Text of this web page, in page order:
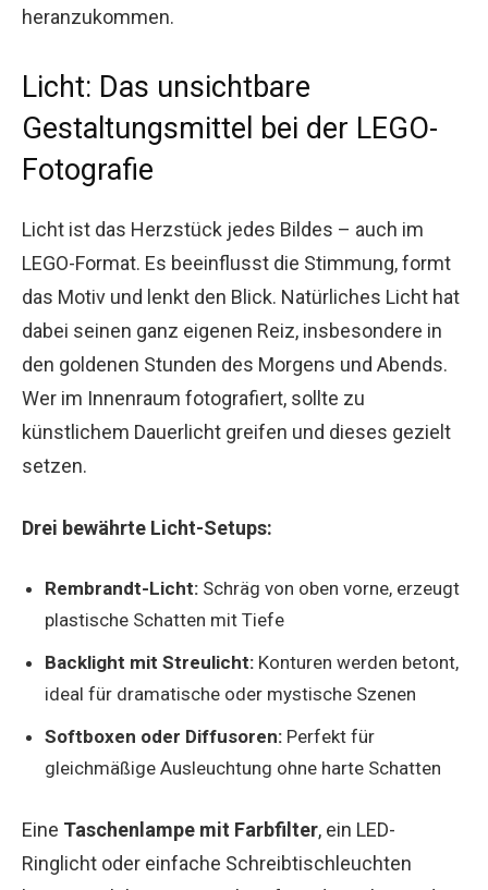
heranzukommen.
Licht: Das unsichtbare
Gestaltungsmittel bei der LEGO-
Fotografie
Licht ist das Herzstück jedes Bildes – auch im
LEGO-Format. Es beeinflusst die Stimmung, formt
das Motiv und lenkt den Blick. Natürliches Licht hat
dabei seinen ganz eigenen Reiz, insbesondere in
den goldenen Stunden des Morgens und Abends.
Wer im Innenraum fotografiert, sollte zu
künstlichem Dauerlicht greifen und dieses gezielt
setzen.
Drei bewährte Licht-Setups:
Rembrandt-Licht: Schräg von oben vorne, erzeugt
plastische Schatten mit Tiefe
Backlight mit Streulicht: Konturen werden betont,
ideal für dramatische oder mystische Szenen
Softboxen oder Diffusoren: Perfekt für
gleichmäßige Ausleuchtung ohne harte Schatten
Eine Taschenlampe mit Farbfilter, ein LED-
Ringlicht oder einfache Schreibtischleuchten